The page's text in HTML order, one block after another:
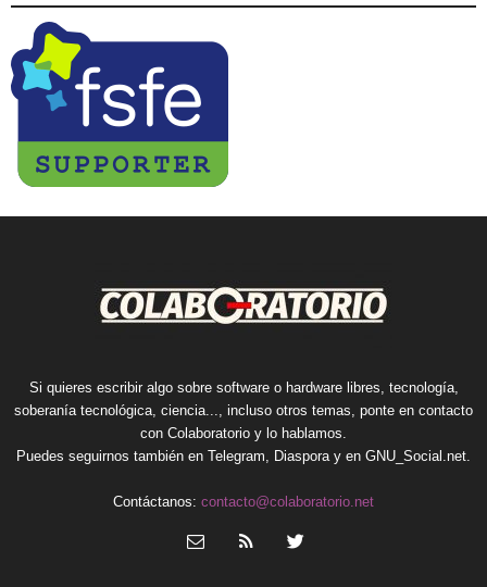
Si quieres escribir algo sobre software o hardware libres, tecnología,
soberanía tecnológica, ciencia..., incluso otros temas, ponte en contacto
con Colaboratorio y lo hablamos.
Puedes seguirnos también en Telegram, Diasporay en GNU_Social.net.
Contáctanos: contacto@colaboratorio.net